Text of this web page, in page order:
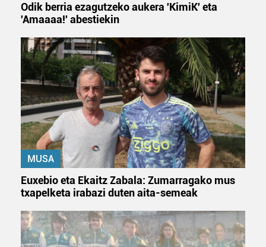
Odik berria ezagutzeko aukera 'KimiK' eta
'Amaaaa!' abestiekin
MUSA
Euxebio eta Ekaitz Zabala: Zumarragako mus
txapelketa irabazi duten aita-semeak